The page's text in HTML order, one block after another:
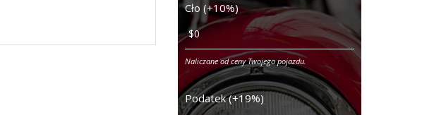
Cło (+10%)
Naliczane od ceny Twojego pojazdu.
Podatek (+19%)